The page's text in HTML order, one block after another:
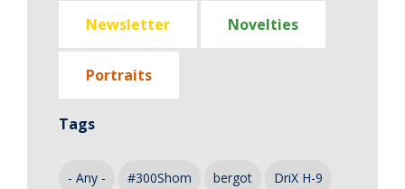
Newsletter Novelties
Portraits
Tags
- Any - #300Shom bergot DriX H-9